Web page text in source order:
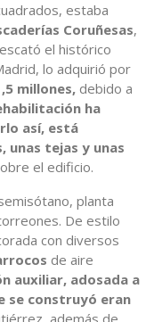
estaba
Coruñesas,
el histórico
lo adquirió por
millones, debido a
ha
así, está
unas tejas y unas
el edificio.
planta
De estilo
con diversos
de aire
auxiliar, adosada a
se construyó eran